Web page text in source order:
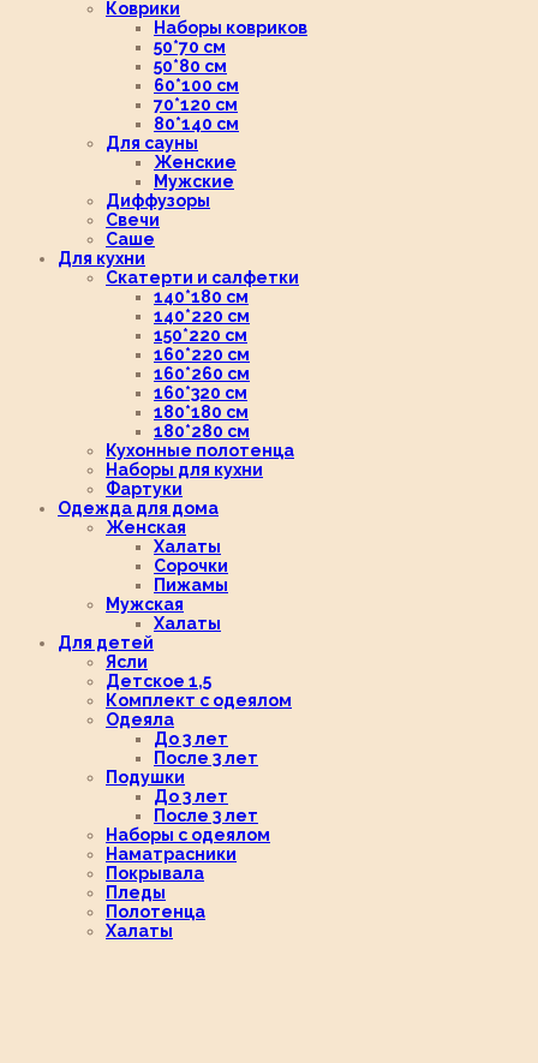
Коврики
Наборы ковриков
50*70 см
50*80 см
60*100 см
70*120 см
80*140 см
Для сауны
Женские
Мужские
Диффузоры
Свечи
Саше
Для кухни
Скатерти и салфетки
140*180 см
140*220 см
150*220 см
160*220 см
160*260 см
160*320 см
180*180 см
180*280 см
Кухонные полотенца
Наборы для кухни
Фартуки
Одежда для дома
Женская
Халаты
Сорочки
Пижамы
Мужская
Халаты
Для детей
Ясли
Детское 1,5
Комплект с одеялом
Одеяла
До 3 лет
После 3 лет
Подушки
До 3 лет
После 3 лет
Наборы с одеялом
Наматрасники
Покрывала
Пледы
Полотенца
Халаты